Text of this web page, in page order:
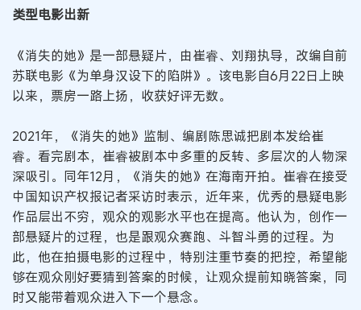
类型电影出新
《消失的她》是一部悬疑片，由崔睿、刘翔执导，改编自前
苏联电影《为单身汉设下的陷阱》。该电影自6月22日上映
以来，票房一路上扬，收获好评无数。
2021年，《消失的她》监制、编剧陈思诚把剧本发给崔
睿。看完剧本，崔睿被剧本中多重的反转、多层次的人物深
深吸引。同年12月，《消失的她》在海南开拍。崔睿在接受
中国知识产权报记者采访时表示，近年来，优秀的悬疑电影
作品层出不穷，观众的观影水平也在提高。他认为，创作一
部悬疑片的过程，也是跟观众赛跑、斗智斗勇的过程。为
此，他在拍摄电影的过程中，特别注重节奏的把控，希望能
够在观众刚好要猜到答案的时候，让观众提前知晓答案，同
时又能带着观众进入下一个悬念。